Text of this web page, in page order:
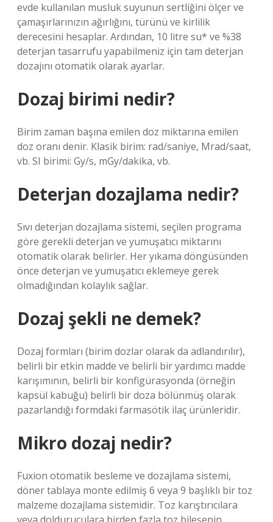
evde kullanılan musluk suyunun sertliğini ölçer ve
çamaşırlarınızın ağırlığını, türünü ve kirlilik
derecesini hesaplar. Ardından, 10 litre su* ve %38
deterjan tasarrufu yapabilmeniz için tam deterjan
dozajını otomatik olarak ayarlar.
Dozaj birimi nedir?
Birim zaman başına emilen doz miktarına emilen
doz oranı denir. Klasik birim: rad/saniye, Mrad/saat,
vb. SI birimi: Gy/s, mGy/dakika, vb.
Deterjan dozajlama nedir?
Sıvı deterjan dozajlama sistemi, seçilen programa
göre gerekli deterjan ve yumuşatıcı miktarını
otomatik olarak belirler. Her yıkama döngüsünden
önce deterjan ve yumuşatıcı eklemeye gerek
olmadığından kolaylık sağlar.
Dozaj şekli ne demek?
Dozaj formları (birim dozlar olarak da adlandırılır),
belirli bir etkin madde ve belirli bir yardımcı madde
karışımının, belirli bir konfigürasyonda (örneğin
kapsül kabuğu) belirli bir doza bölünmüş olarak
pazarlandığı formdaki farmasötik ilaç ürünleridir.
Mikro dozaj nedir?
Fuxion otomatik besleme ve dozajlama sistemi,
döner tablaya monte edilmiş 6 veya 9 başlıklı bir toz
malzeme dozajlama sistemidir. Toz karıştırıcılara